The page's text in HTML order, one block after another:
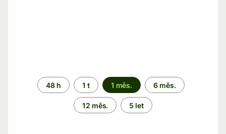
Časové
období
48 h 1 t 1 měs. 6 měs.
12 měs. 5 let